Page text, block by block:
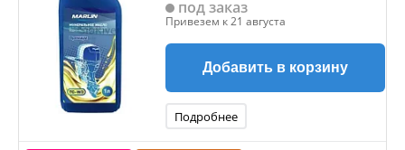
под заказ
Привезем к 21 августа
Добавить в корзину
Подробнее